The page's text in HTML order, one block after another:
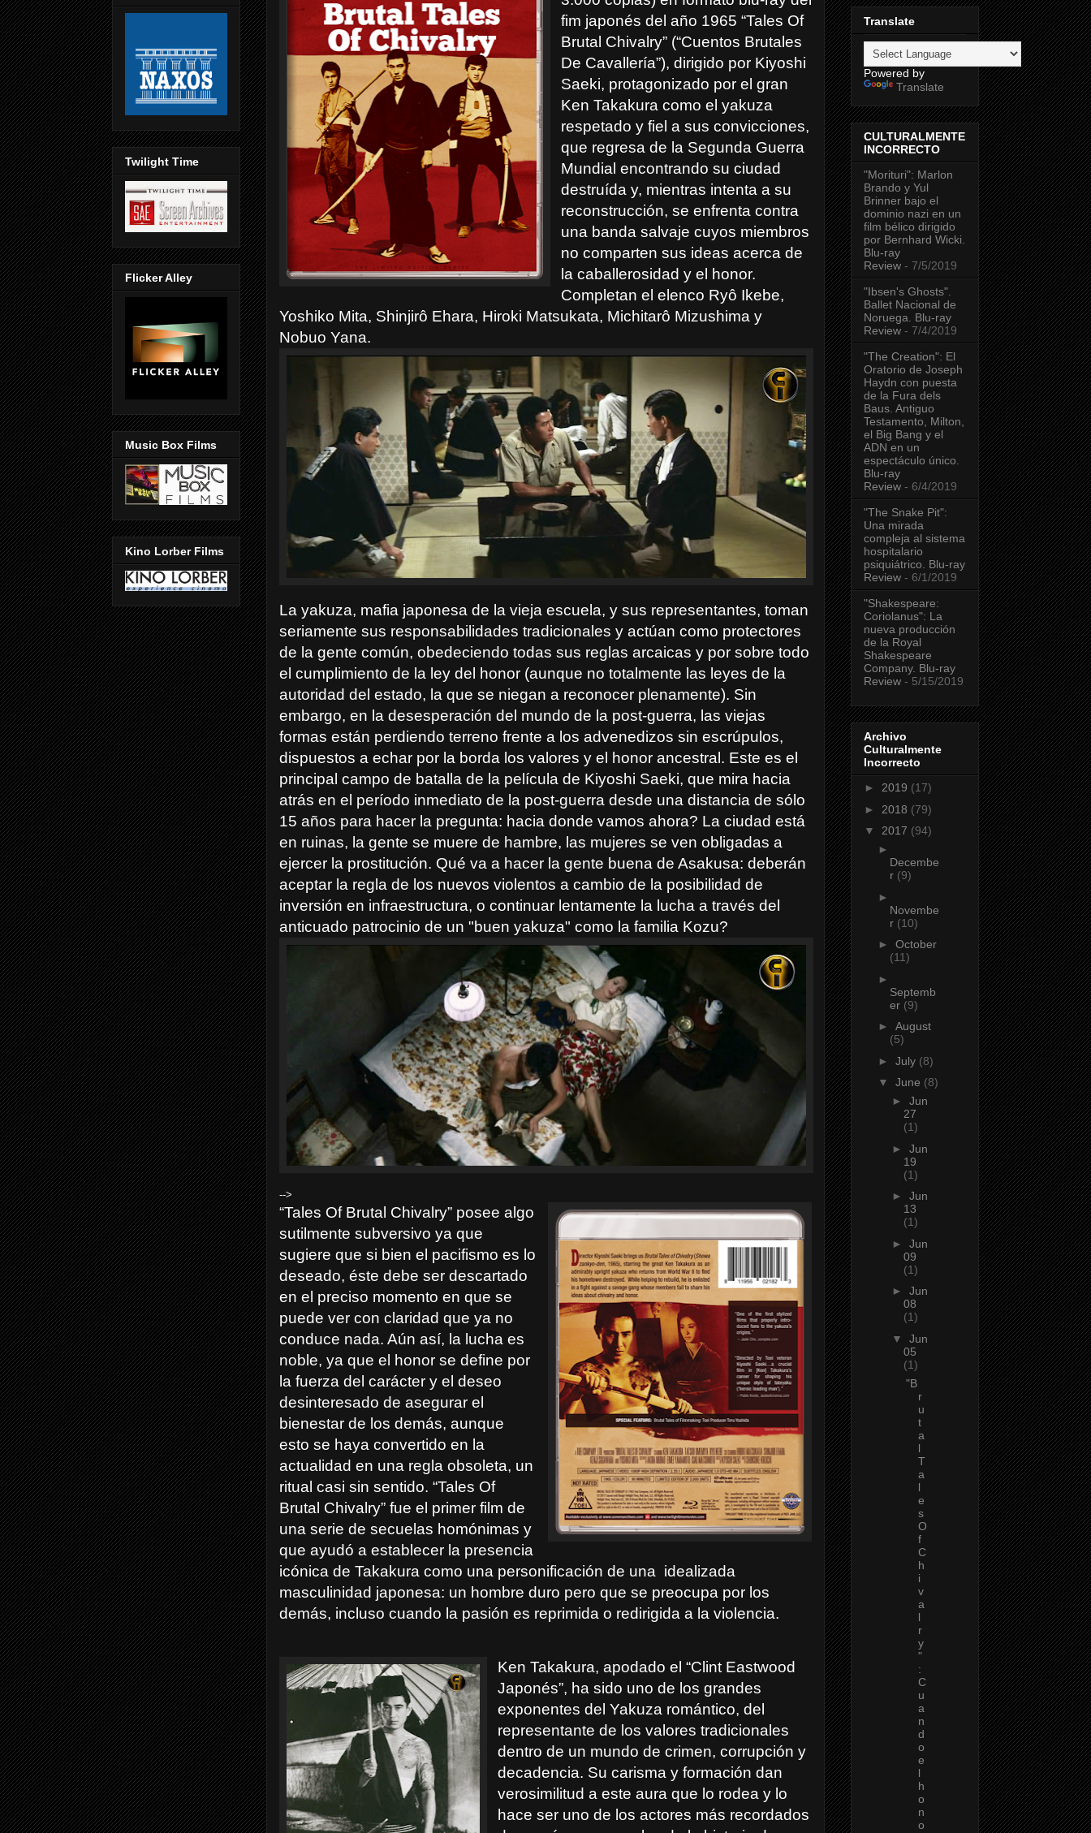
fim japonés del año 1965 “Tales Of
Brutal Chivalry” (“Cuentos Brutales
De Cavallería”), dirigido por Kiyoshi
Saeki, protagonizado por el gran
Ken Takakura como el yakuza
respetado y fiel a sus convicciones,
que regresa de la Segunda Guerra
Mundial encontrando su ciudad
destruída y, mientras intenta a su
reconstrucción, se enfrenta contra
una banda salvaje cuyos miembros
no comparten sus ideas acerca de
la caballerosidad y el honor.
Completan el elenco Ryô Ikebe,
Yoshiko Mita, Shinjirô Ehara, Hiroki Matsukata, Michitarô Mizushima y
Nobuo Yana.
La yakuza, mafia japonesa de la vieja escuela, y sus representantes, toman
seriamente sus responsabilidades tradicionales y actúan como protectores
de la gente común, obedeciendo todas sus reglas arcaicas y por sobre todo
el cumplimiento de la ley del honor (aunque no totalmente las leyes de la
autoridad del estado, la que se niegan a reconocer plenamente). Sin
embargo, en la desesperación del mundo de la post-guerra, las viejas
formas están perdiendo terreno frente a los advenedizos sin escrúpulos,
dispuestos a echar por la borda los valores y el honor ancestral. Este es el
principal campo de batalla de la película de Kiyoshi Saeki, que mira hacia
atrás en el período inmediato de la post-guerra desde una distancia de sólo
15 años para hacer la pregunta: hacia donde vamos ahora? La ciudad está
en ruinas, la gente se muere de hambre, las mujeres se ven obligadas a
ejercer la prostitución. Qué va a hacer la gente buena de Asakusa: deberán
aceptar la regla de los nuevos violentos a cambio de la posibilidad de
inversión en infraestructura, o continuar lentamente la lucha a través del
anticuado patrocinio de un "buen yakuza" como la familia Kozu?
-->
“Tales Of Brutal Chivalry” posee algo
sutilmente subversivo ya que
sugiere que si bien el pacifismo es lo
deseado, éste debe ser descartado
en el preciso momento en que se
puede ver con claridad que ya no
conduce nada. Aún así, la lucha es
noble, ya que el honor se define por
la fuerza del carácter y el deseo
desinteresado de asegurar el
bienestar de los demás, aunque
esto se haya convertido en la
actualidad en una regla obsoleta, un
ritual casi sin sentido. “Tales Of
Brutal Chivalry” fue el primer film de
una serie de secuelas homónimas y
que ayudó a establecer la presencia
icónica de Takakura como una personificación de una idealizada
masculinidad japonesa: un hombre duro pero que se preocupa por los
demás, incluso cuando la pasión es reprimida o redirigida a la violencia.
Ken Takakura, apodado el “Clint Eastwood
Japonés”, ha sido uno de los grandes
exponentes del Yakuza romántico, del
representante de los valores tradicionales
dentro de un mundo de crimen, corrupción y
decadencia. Su carisma y formación dan
verosimilitud a este aura que lo rodea y lo
hace ser uno de los actores más recordados
Twilight Time
Flicker Alley
Music Box Films
Kino Lorber Films
Translate
Powered by
Translate
CULTURALMENTE
INCORRECTO
"Morituri": Marlon
Brando y Yul
Brinner bajo el
dominio nazi en un
film bélico dirigido
por Bernhard Wicki.
Blu-ray
Review - 7/5/2019
"Ibsen's Ghosts".
Ballet Nacional de
Noruega. Blu-ray
Review - 7/4/2019
"The Creation": El
Oratorio de Joseph
Haydn con puesta
de la Fura dels
Baus. Antiguo
Testamento, Milton,
el Big Bang y el
ADN en un
espectáculo único.
Blu-ray
Review - 6/4/2019
"The Snake Pit":
Una mirada
compleja al sistema
hospitalario
psiquiátrico. Blu-ray
Review - 6/1/2019
"Shakespeare:
Coriolanus": La
nueva producción
de la Royal
Shakespeare
Company. Blu-ray
Review - 5/15/2019
Archivo
Culturalmente
Incorrecto
► 2019 (17)
► 2018 (79)
▼ 2017 (94)
►
Decembe
r (9)
►
Novembe
r (10)
► October
(11)
►
Septemb
er (9)
► August
(5)
► July (8)
▼ June (8)
► Jun
27
(1)
► Jun
19
(1)
► Jun
13
(1)
► Jun
09
(1)
► Jun
08
(1)
▼ Jun
05
(1)
"B
r
u
t
a
l
T
a
l
e
s
O
f
C
h
i
v
a
l
r
y
"
:
C
u
a
n
d
o
e
l
h
o
n
o